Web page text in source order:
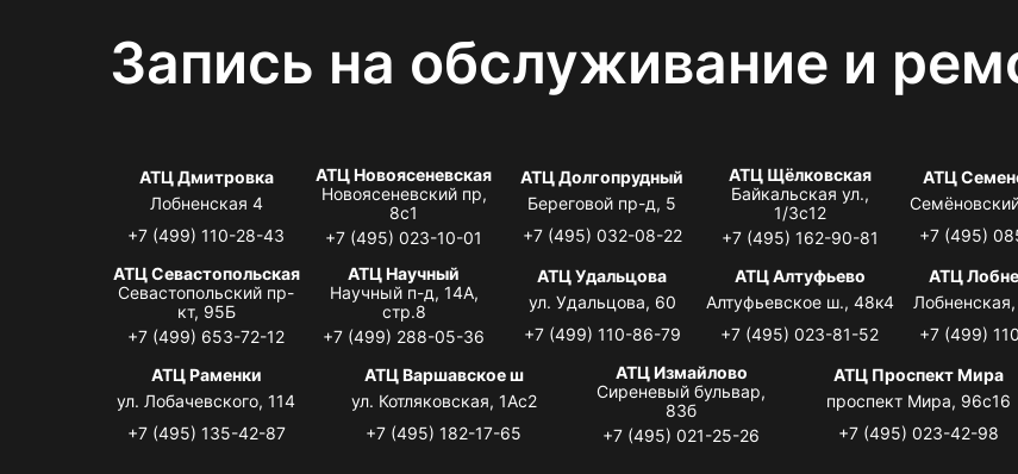
Запись на обслуживание и
АТЦ Дмитровка
Лобненская 4
+7 (499) 110-28-43
АТЦ Новоясеневская
Новоясеневский пр,
8с1
+7 (495) 023-10-01
АТЦ Долгопрудный
Береговой пр-д, 5
+7 (495) 032-08-22
АТЦ Щёлковская
Байкальская ул.,
1/3с12
+7 (495) 162-90-81
АТЦ
+7 (495)
АТЦ Севастопольская
Севастопольский пр-
кт, 95Б
+7 (499) 653-72-12
АТЦ Научный
Научный п-д, 14А,
стр.8
+7 (499) 288-05-36
АТЦ Удальцова
ул. Удальцова, 60
+7 (499) 110-86-79
АТЦ Алтуфьево
Алтуфьевское ш., 48к4
+7 (495) 023-81-52
АТЦ
Лобненская,
+7 (499)
АТЦ Раменки
ул. Лобачевского, 114
+7 (495) 135-42-87
АТЦ Варшавское ш
ул. Котляковская, 1Ас2
+7 (495) 182-17-65
АТЦ Измайлово
Сиреневый бульвар,
83б
+7 (495) 021-25-26
АТЦ Проспект Мира
проспект Мира, 96с16
+7 (495) 023-42-98